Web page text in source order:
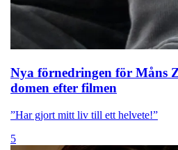
Nya förnedringen för Måns
domen efter filmen
”Har gjort mitt liv till ett helvete!”
5